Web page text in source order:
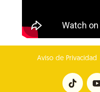
Aviso de Privacidad